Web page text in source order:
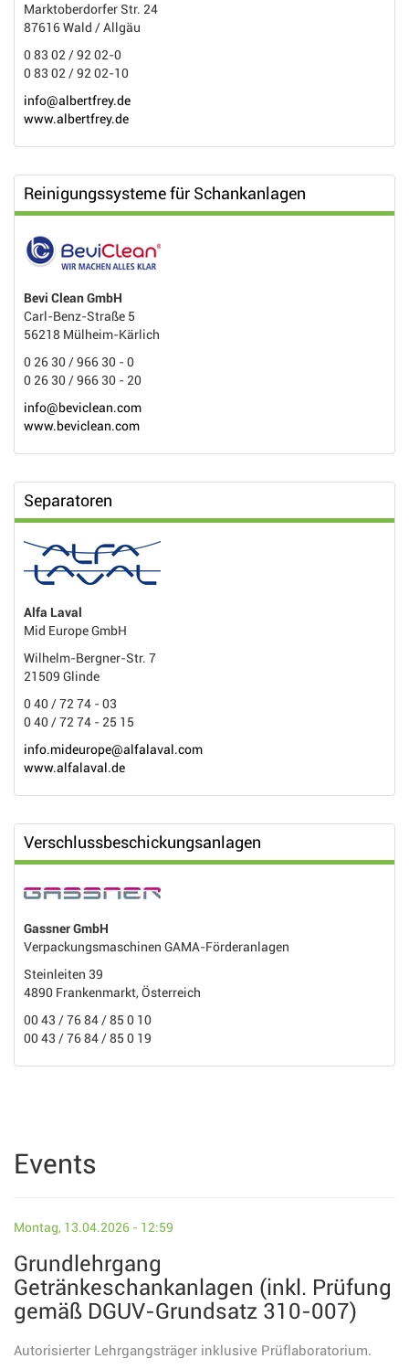
Marktoberdorfer Str. 24
87616 Wald / Allgäu
0 83 02 / 92 02-0
0 83 02 / 92 02-10
info@albertfrey.de
www.albertfrey.de
Reinigungssysteme für Schankanlagen
Bevi Clean GmbH
Carl-Benz-Straße 5
56218 Mülheim-Kärlich
0 26 30 / 966 30 - 0
0 26 30 / 966 30 - 20
info@beviclean.com
www.beviclean.com
Separatoren
Alfa Laval
Mid Europe GmbH
Wilhelm-Bergner-Str. 7
21509 Glinde
0 40 / 72 74 - 03
0 40 / 72 74 - 25 15
info.mideurope@alfalaval.com
www.alfalaval.de
Verschlussbeschickungsanlagen
Gassner GmbH
Verpackungsmaschinen GAMA-Förderanlagen
Steinleiten 39
4890 Frankenmarkt, Österreich
00 43 / 76 84 / 85 0 10
00 43 / 76 84 / 85 0 19
Events
Montag, 13.04.2026 - 12:59
Grundlehrgang
Getränkeschankanlagen (inkl. Prüfung
gemäß DGUV-Grundsatz 310-007)
Autorisierter Lehrgangsträger inklusive Prüflaboratorium.